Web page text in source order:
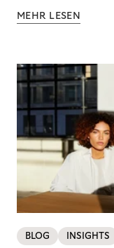
MEHR LESEN
BLOG INSIGHTS